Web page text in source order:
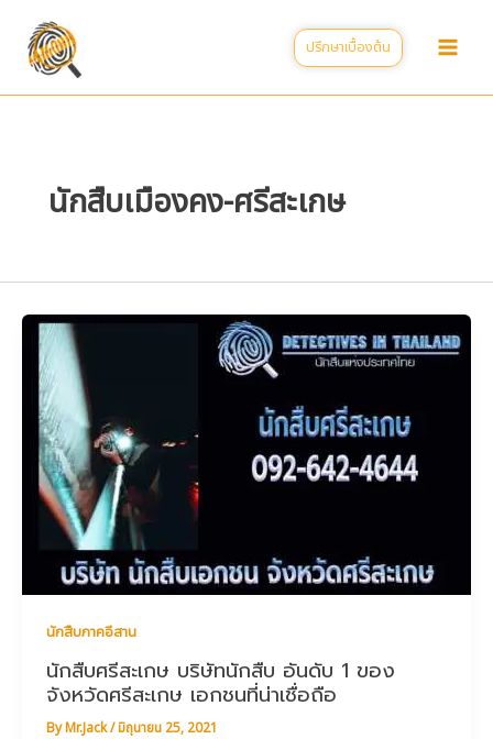
content
ปรึกษาเบื้องต้น
นักสืบเมืองคง-ศรีสะเกษ
นักสืบภาคอีสาน
นักสืบศรีสะเกษ บริษัทนักสืบ อันดับ 1 ของ
จังหวัดศรีสะเกษ เอกชนที่น่าเชื่อถือ
ByMr.Jack/มิถุนายน 25, 2021